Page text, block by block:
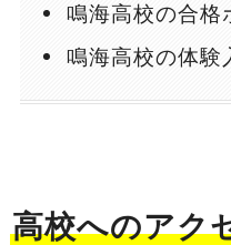
鳴海高校の合格
鳴海高校の体験
高校へのアク